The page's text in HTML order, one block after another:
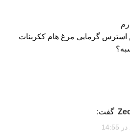
استرس گرمایی مرغ هام ککربنات
گفت: